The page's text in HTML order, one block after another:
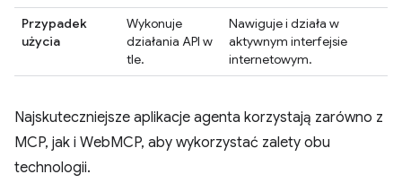
Przypadek
użycia
Wykonuje
działania API w
tle.
Nawiguje i działa w
aktywnym interfejsie
internetowym.
Najskuteczniejsze aplikacje agenta korzystają zarówno z
MCP, jak i WebMCP, aby wykorzystać zalety obu
technologii.